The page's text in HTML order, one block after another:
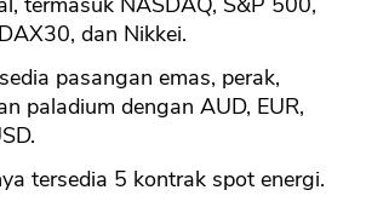
dan Nikkei.
pasangan emas, perak,
paladium dengan AUD, EUR,
tersedia 5 kontrak spot energi.